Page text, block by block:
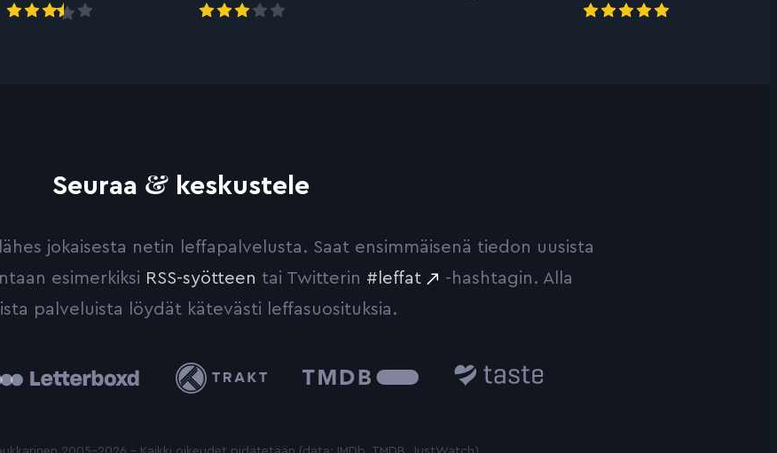
Seuraa & keskustele
jokaisesta netin leffapalvelusta. Saat ensimmäisenä tiedon uusista
esimerkiksi RSS-syötteen tai Twitterin #leffat
-hashtagin. Alla
palveluista löydät kätevästi leffasuosituksia.
Trakt
Database